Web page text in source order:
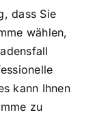
dass Sie
wählen,
kann Ihnen
zu